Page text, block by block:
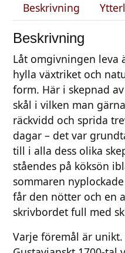
o
s
m
ä
n
g
d
Beskrivning
Beskrivning
Låt omgivningen leva
hylla växtriket och
form. Här i skepnad
skål i vilken man
räckvidd och sprida
dagar – det var
till i alla dess olika
ståendes på köksön
sommaren
får den nötter och en
skrivbordet full med
Varje föremål är